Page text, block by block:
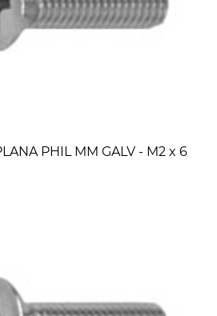
PHIL MM GALV - M2 x 6